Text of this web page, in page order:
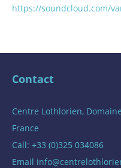
https://soundcloud.com/
Contact
Centre Lothlorien,
France
Call: +33 (0)325 034086
Email